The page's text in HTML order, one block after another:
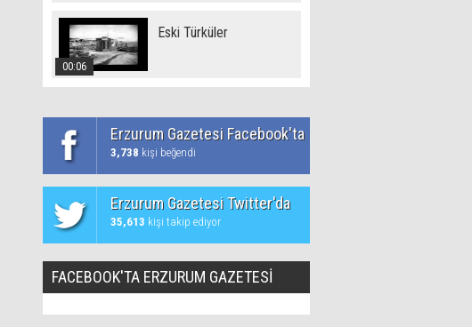
00:06
Eski Türküler
Erzurum Gazetesi Facebook'ta
3,738 kişi beğendi
Erzurum Gazetesi Twitter'da
35,613 kişi takip ediyor
FACEBOOK'TA ERZURUM GAZETESİ